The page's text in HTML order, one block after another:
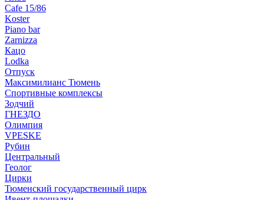
Cafe 15/86
Koster
Piano bar
Zarnizza
Кацо
Lodka
Отпуск
Максимилианс Тюмень
Спортивные комплексы
Зодчий
ГНЕЗДО
Олимпия
VPESKE
Рубин
Центральный
Геолог
Цирки
Тюменский государственный цирк